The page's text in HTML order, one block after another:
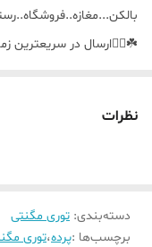
☘️🚴‍♀️ارسال در سریعترین
نظرات
دسته‌بندی: توری مگنتی
برچسب‌ها :پرده،توری